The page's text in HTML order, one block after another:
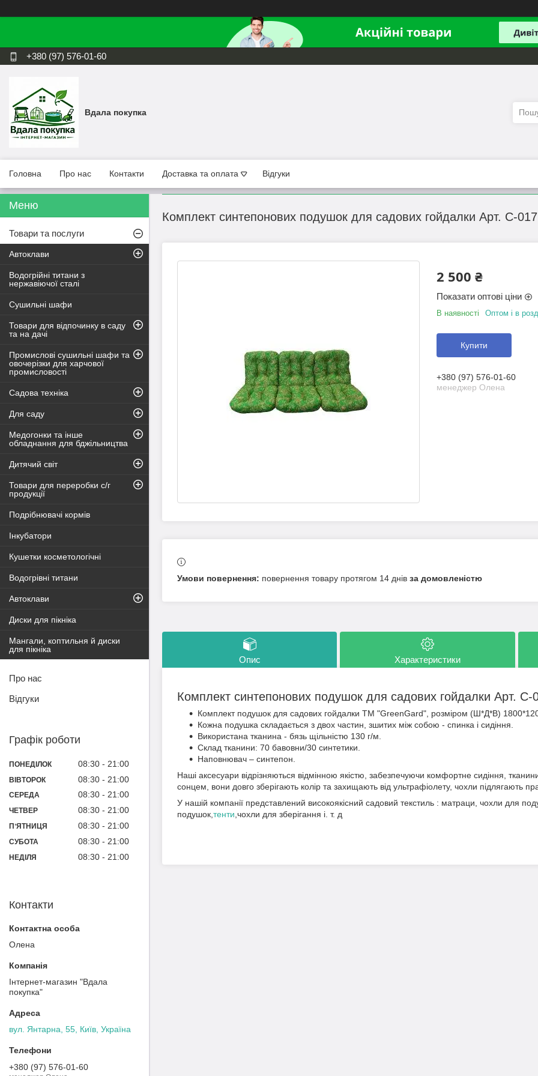
+380 (97) 576-01-60
Вдала покупка
Головна Про нас Контакти Доставка та оплата Відгуки
Комплект синтепонових подушок для садових гойдалки Арт. С-017
2 500 ₴
Показати оптові ціни
В наявності Оптом і в
Купити
+380 (97) 576-01-60
менеджер Олена
повернення товару протягом 14 днів за домовленістю
Опис Характеристики
Комплект синтепонових подушок для садових гойдалки Арт. С-
Комплект подушок для садових гойдалки ТМ "GreenGard", розміром (Ш*Д*В)
Кожна подушка складається з двох частин, зшитих між собою - спинка і сидіння.
Використана тканина - бязь щільністю 130 г/м.
Склад тканини: 70 бавовни/30 синтетики.
Наповнювач – синтепон.
Наші аксесуари відрізняються відмінною якістю, забезпечуючи комфортне сидіння,
сонцем, вони довго зберігають колір та захищають від ультрафіолету, чохли підлягають
У нашій компанії представлений високоякісний садовий текстиль : матраци, чохли для
подушок,тенти,чохли для зберігання і. т. д
Товари та послуги
Автоклави
Водогрійні титани з
нержавіючої сталі
Сушильні шафи
Товари для відпочинку в саду
та на дачі
Промислові сушильні шафи та
овочерізки для харчової
промисловості
Садова техніка
Для саду
Медогонки та інше
обладнання для бджільництва
Дитячий світ
Товари для переробки с/г
продукції
Подрібнювачі кормів
Інкубатори
Кушетки косметологічні
Водогрівні титани
Автоклави
Диски для пікніка
Мангали, коптильня й диски
для пікніка
Про нас
Відгуки
Графік роботи
ПОНЕДІЛОК 08:30 21:00
ВІВТОРОК 08:30 21:00
СЕРЕДА 08:30 21:00
ЧЕТВЕР 08:30 21:00
ПʼЯТНИЦЯ 08:30 21:00
СУБОТА 08:30 21:00
НЕДІЛЯ 08:30 21:00
Контакти
Олена
Інтернет-магазин "Вдала
покупка"
вул. Янтарна, 55, Київ, Україна
+380 (97) 576-01-60